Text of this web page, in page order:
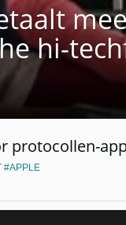
hi-
protocollen-
APPLE